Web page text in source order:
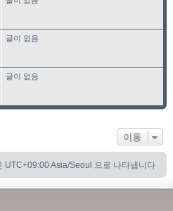
글이 없음
글이 없음
이동
UTC+09:00 Asia/Seoul 으로 나타냅니다